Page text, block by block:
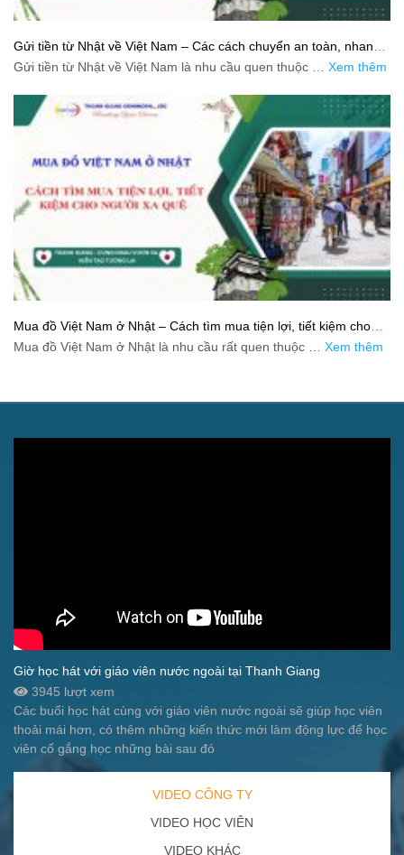
Gửi tiền từ Nhật về Việt Nam – Các cách chuyển an toàn, nhanh
và tiết kiệm
Gửi tiền từ Nhật về Việt Nam là nhu cầu quen thuộc … Xem thêm
Mua đồ Việt Nam ở Nhật – Cách tìm mua tiện lợi, tiết kiệm cho
người xa quê
Mua đồ Việt Nam ở Nhật là nhu cầu rất quen thuộc … Xem thêm
Giờ học hát với giáo viên nước ngoài tại Thanh Giang
3945 lượt xem
Các buổi học hát cùng với giáo viên nước ngoài sẽ giúp học viên
thoải mái hơn, có thêm những kiến thức mới làm động lực để học
viên cố gắng học những bài sau đó
VIDEO CÔNG TY
VIDEO HỌC VIÊN
VIDEO KHÁC